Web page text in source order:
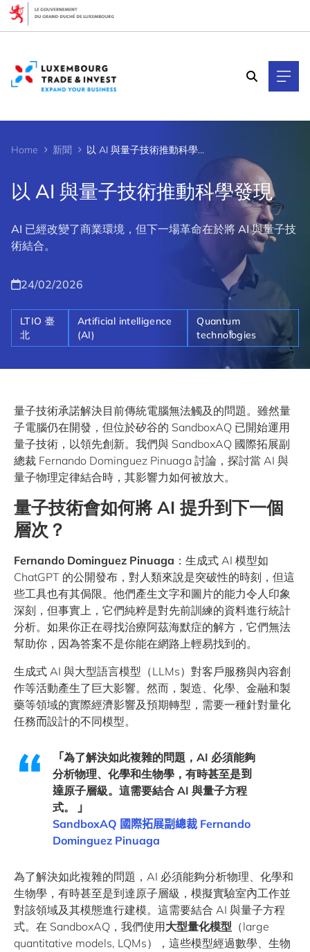
Home 新聞 以 AI 與量子技術推動科學發現
以 AI 與量子技術推動科學發現
AI 已經改變了商業環境，但下一場革命在於將 AI 與量子技
術結合。
24/02/2026
LTIO 臺
北
Artificial intelligence
(AI)
Quantum
technologies
量子技術承諾解決目前傳統電腦無法觸及的問題。雖然量
子電腦仍在開發，但位於矽谷的 SandboxAQ 已開始運用
量子技術，以領先創新。我們與 SandboxAQ 國際拓展副
總裁 Fernando Dominguez Pinuaga 討論，探討當 AI 與
量子物理定律結合時，其影響力如何被放大。
量子技術會如何將 AI 提升到下一個
層次？
Fernando Dominguez Pinuaga ：生成式 AI 模型如
ChatGPT 的公開發布，對人類來說是突破性的時刻，但這
些工具也有其侷限。他們產生文字和圖片的能力令人印象
深刻，但事實上，它們純粹是對先前訓練的資料進行統計
分析。如果你正在尋找治療阿茲海默症的解方，它們無法
幫助你，因為答案不是你能在網路上輕易找到的。
生成式 AI 與大型語言模型（LLMs）對客戶服務與內容創
作等活動產生了巨大影響。然而，製造、化學、金融和製
藥等領域的實際經濟影響及預期轉型，需要一種針對量化
任務而設計的不同模型。
「為了解決如此複雜的問題， AI 必須能夠
分析物理、化學和生物學， 有時甚至是到
達原子層級。這需要結合AI 與量子方程
式。
」
SandboxAQ 國際拓展副總裁 Fernando
Dominguez Pinuaga
為了解決如此複雜的問題，AI 必須能夠分析物理、化學和
生物學，有時甚至是到達原子層級，模擬實驗室內工作並
對該領域及其模態進行建模。這需要結合 AI 與量子方程
式。在 SandboxAQ，我們使用大型量化模型 （large
quantitative models, LQMs），這些模型經過數學、生物
Cookies management panel